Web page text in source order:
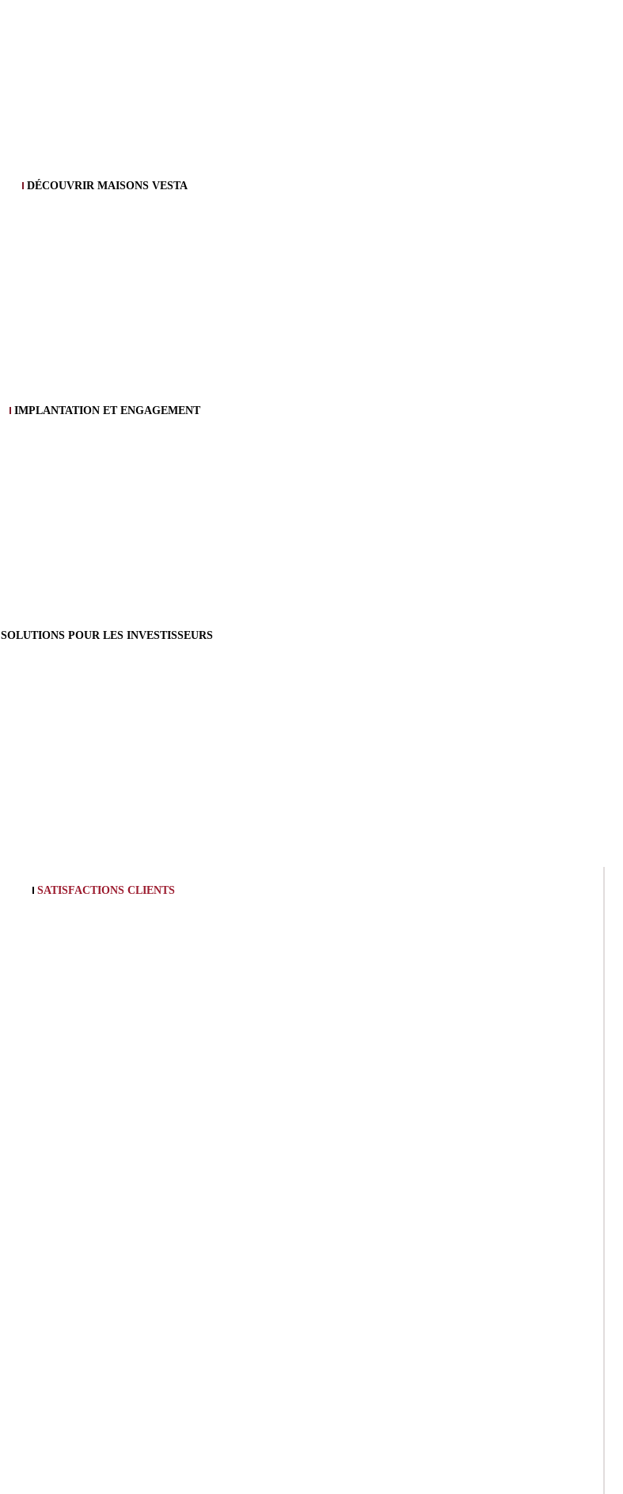
DÉCOUVRIR MAISONS VESTA
IMPLANTATION ET ENGAGEMENT
SOLUTIONS POUR LES INVESTISSEURS
SATISFACTIONS CLIENTS